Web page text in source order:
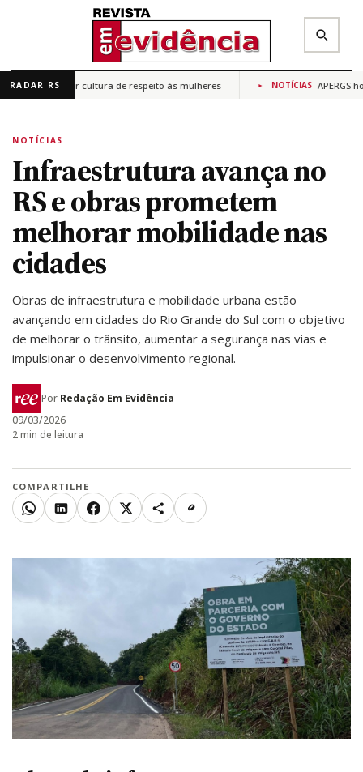
Buscar na Revista Em Evidência
RADAR RS
promover cultura de respeito às mulheres NOTÍCIAS APERGS
NOTÍCIAS
Infraestrutura avança no
RS e obras prometem
melhorar mobilidade nas
cidades
Obras de infraestrutura e mobilidade urbana estão
avançando em cidades do Rio Grande do Sul com o objetivo
de melhorar o trânsito, aumentar a segurança nas vias e
impulsionar o desenvolvimento regional.
Por Redação Em Evidência
09/03/2026
2 min de leitura
COMPARTILHE
WhatsAppLinkedInFacebook
X Mais Copiar link